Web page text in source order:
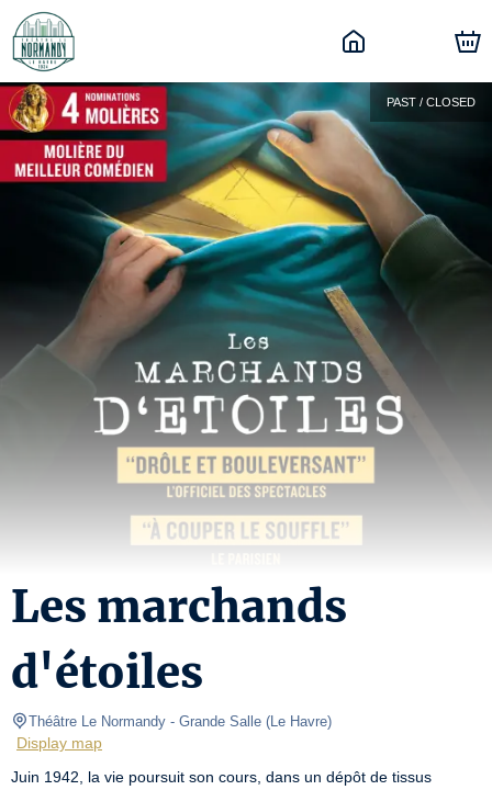
PAST / CLOSED
Les marchands
d'étoiles
Théâtre Le Normandy - Grande Salle (Le Havre)
Display map
Juin 1942, la vie poursuit son cours, dans un dépôt de tissus